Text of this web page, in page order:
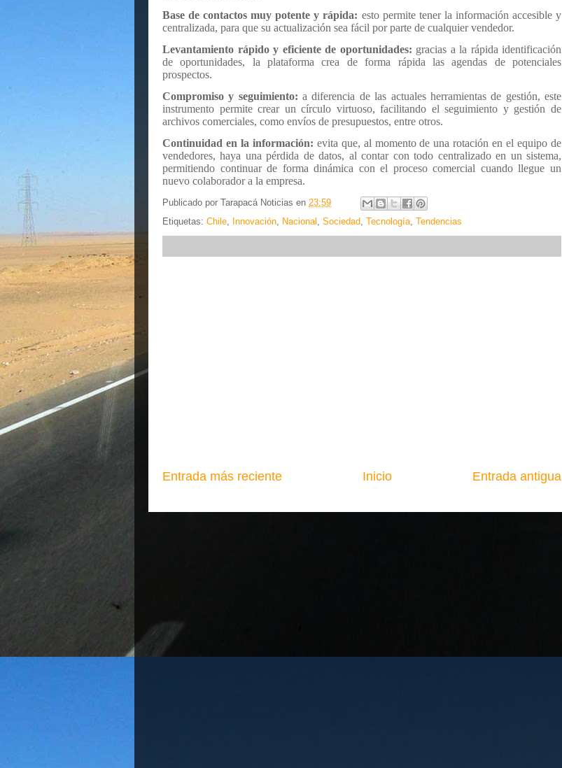
Base de contactos muy potente y rápida: esto permite tener la información accesible y
centralizada, para que su actualización sea fácil por parte de cualquier vendedor.
Levantamiento rápido y eficiente de oportunidades: gracias a la rápida identificación
de oportunidades, la plataforma crea de forma rápida las agendas de potenciales
prospectos.
Compromiso y seguimiento: a diferencia de las actuales herramientas de gestión, este
instrumento permite crear un círculo virtuoso, facilitando el seguimiento y gestión de
archivos comerciales, como envíos de presupuestos, entre otros.
Continuidad en la información: evita que, al momento de una rotación en el equipo de
vendedores, haya una pérdida de datos, al contar con todo centralizado en un sistema,
permitiendo continuar de forma dinámica con el proceso comercial cuando llegue un
nuevo colaborador a la empresa.
Publicado por Tarapacá Noticias en 23:59
Etiquetas: Chile, Innovación, Nacional , Sociedad, Tecnología, Tendencias
Entrada más reciente Entrada antigua
Inicio